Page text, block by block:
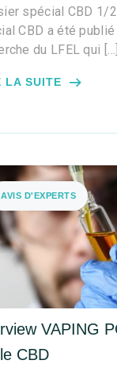
spécial CBD 1/
CBD a été publié
du LFEL qui […]
LA SUITE
AVIS D'EXPERTS
VAPING
CBD